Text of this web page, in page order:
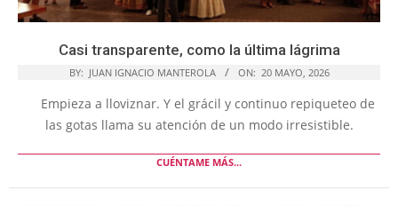
Casi transparente, como la última lágrima
BY: JUAN IGNACIO MANTEROLA ON: 20 MAYO, 2026
Empieza a lloviznar. Y el grácil y continuo repiqueteo de
las gotas llama su atención de un modo irresistible.
CUÉNTAME MÁS...